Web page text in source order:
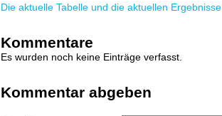
Die aktuelle Tabelle und die aktuellen Ergebnisse
Kommentare
Es wurden noch keine Einträge verfasst.
Kommentar abgeben